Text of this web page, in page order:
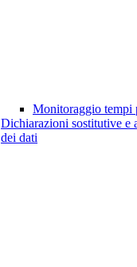
Monitoraggio tempi
Dichiarazioni sostitutive e
dei dati